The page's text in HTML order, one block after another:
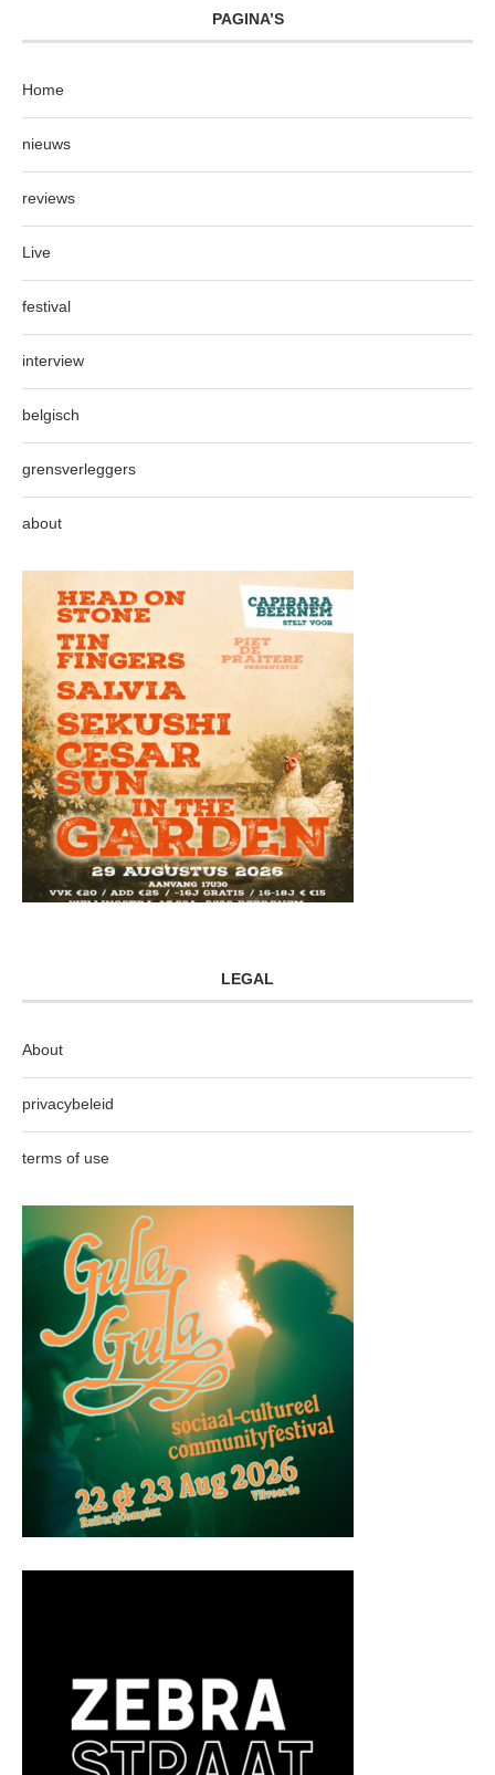
PAGINA’S
Home
nieuws
reviews
Live
festival
interview
belgisch
grensverleggers
about
LEGAL
About
privacybeleid
terms of use